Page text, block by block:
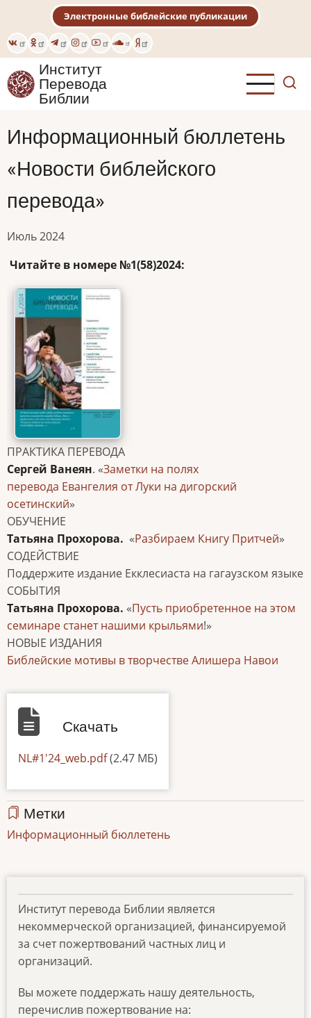
основному
содержанию
Электронные библейские публикации
Институт
Перевода
Библии
Информационный бюллетень
«Новости библейского
перевода»
Июль 2024
Читайте в номере №1(58)2024:
ПРАКТИКА ПЕРЕВОДА
Сергей Ванеян. «Заметки на полях
перевода Евангелия от Луки на дигорский
осетинский»
ОБУЧЕНИЕ
Татьяна Прохорова. «Разбираем Книгу Притчей»
СОДЕЙСТВИЕ
Поддержите издание Екклесиаста на гагаузском языке
СОБЫТИЯ
Татьяна Прохорова. «Пусть приобретенное на этом
семинаре станет нашими крыльями!»
НОВЫЕ ИЗДАНИЯ
Библейские мотивы в творчестве Алишера Навои
Скачать
Документ
NL#1'24_web.pdf(2.47 МБ)
Метки
Информационный бюллетень
Институт перевода Библии является
некоммерческой организацией, финансируемой
за счет пожертвований частных лиц и
организаций.
Вы можете поддержать нашу деятельность,
перечислив пожертвование на: